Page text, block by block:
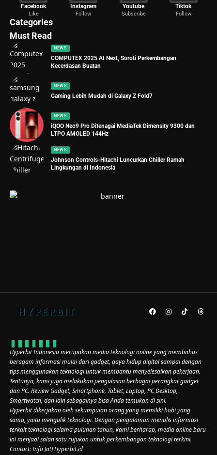
Facebook
Like
Instagram
Follow
Youtube
Subscribe
Tiktok
Follow
Categories
News
2027 Articles
Must Read
NEWS
COMPUTEX 2025 AI Next, Soroti Perkembangan
Kecerdasan Buatan
NEWS
Gaming Lebih Mudah di Galaxy Z Fold7
NEWS
iQOO Neo9 Pro Ditenagai MediaTek Dimensity 9300 dan
LTPO AMOLED 144Hz
NEWS
Johnson Controls-Hitachi Luncurkan Chiller Ramah
Lingkungan di Indonesia
Hyperbit Indonesia merupakan media teknologi online yang membahas
beragam informasi mulai dari gadget, gaya hidup digital sampai dengan
tips menggunakan teknologi untuk membantu menyelesaikan pekerjaan.
Tentunya, kami juga melakukan pengulasan berbagai perangkat gadget
dan PC. Review Gadget, Smartphone, Tablet, Laptop, PC Desktop,
Smartwatch, dan lain sebagainya bisa Anda temukan di sini.
Hyperbit dikerjakan oleh sekumpulan orang yang memiliki hobi yang
sama, yaitu mengulik teknologi. Dengan pengalaman menulis informasi
terkait teknologi selama puluhan tahun, kami berharap, media online baru
ini menjadi salah satu rujukan untuk perkembangan teknologi terkini.
Contact: Info [at] Hyperbit.id